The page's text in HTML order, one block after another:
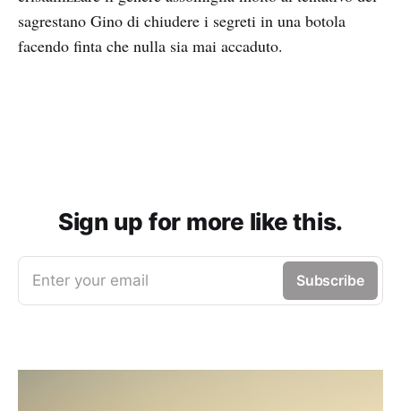
sagrestano Gino di chiudere i segreti in una botola
facendo finta che nulla sia mai accaduto.
Sign up for more like this.
Enter your email Subscribe